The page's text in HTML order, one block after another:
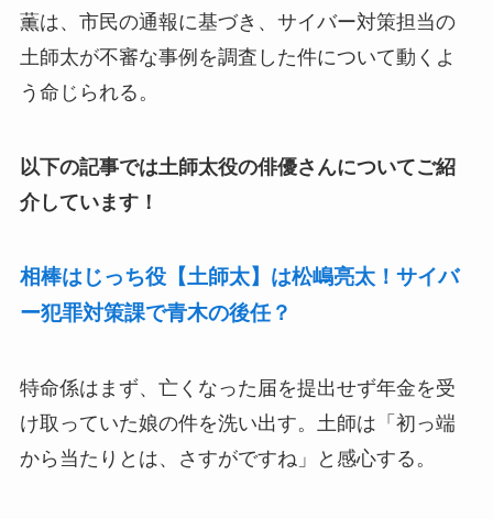
薫は、市民の通報に基づき、サイバー対策担当の
土師太が不審な事例を調査した件について動くよ
う命じられる。
以下の記事では土師太役の俳優さんについてご紹
介しています！
相棒はじっち役【土師太】は松嶋亮太！サイバ
ー犯罪対策課で青木の後任？
特命係はまず、亡くなった届を提出せず年金を受
け取っていた娘の件を洗い出す。土師は「初っ端
から当たりとは、さすがですね」と感心する。